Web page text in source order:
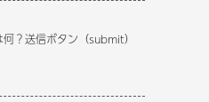
？送信ボタン（submit）